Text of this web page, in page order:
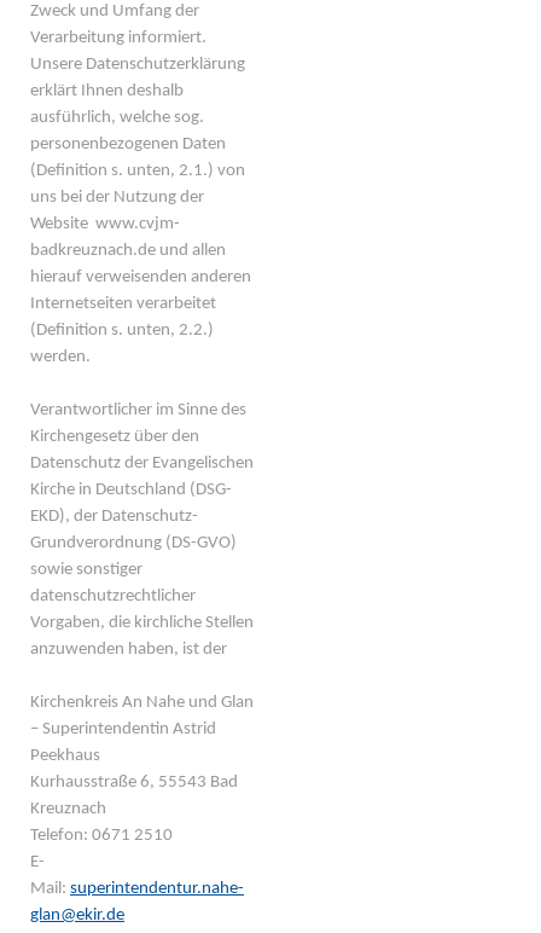
Zweck und Umfang der
Verarbeitung informiert.
Unsere Datenschutzerklärung
erklärt Ihnen deshalb
ausführlich, welche sog.
personenbezogenen Daten
(Definition s. unten, 2.1.) von
uns bei der Nutzung der
Website www.cvjm-
badkreuznach.de und allen
hierauf verweisenden anderen
Internetseiten verarbeitet
(Definition s. unten, 2.2.)
werden.
Verantwortlicher im Sinne des
Kirchengesetz über den
Datenschutz der Evangelischen
Kirche in Deutschland (DSG-
EKD), der Datenschutz-
Grundverordnung (DS-GVO)
sowie sonstiger
datenschutzrechtlicher
Vorgaben, die kirchliche Stellen
anzuwenden haben, ist der
Kirchenkreis An Nahe und Glan
– Superintendentin Astrid
Peekhaus
Kurhausstraße 6, 55543 Bad
Kreuznach
Telefon: 0671 2510
E-
Mail: superintendentur.nahe-
glan@ekir.de